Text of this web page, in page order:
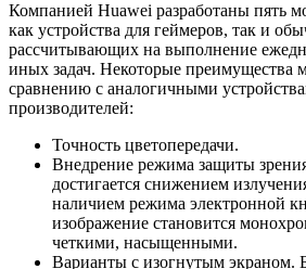
Компанией Huawei разработаны пять
как устройства для геймеров, так и
рассчитывающих на выполнение
иных задач. Некоторые преимущества
сравнению с аналогичными
производителей:
Точность цветопередачи.
Внедрение режима защиты
достигается снижением
наличием режима электронной
изображение становится
четкими, насыщенными.
Варианты с изогнутым экраном.